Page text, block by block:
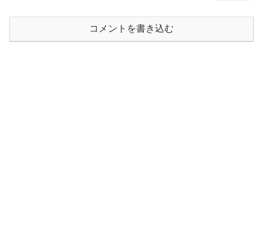
コメントを書き込む